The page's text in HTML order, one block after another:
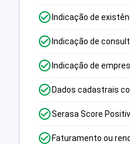
Indicação de
Indicação de
Indicação de
Dados cadastrais
Serasa Score
Faturamento ou